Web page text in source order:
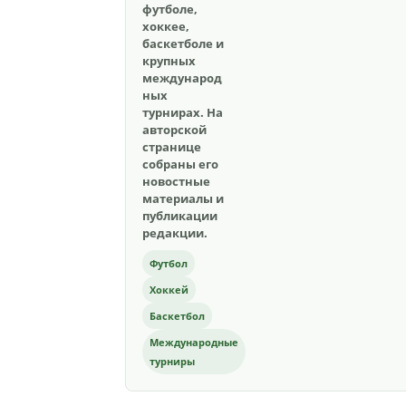
футболе,
хоккее,
баскетболе и
крупных
международ
ных
турнирах. На
авторской
странице
собраны его
новостные
материалы и
публикации
редакции.
Футбол
Хоккей
Баскетбол
Международные
турниры